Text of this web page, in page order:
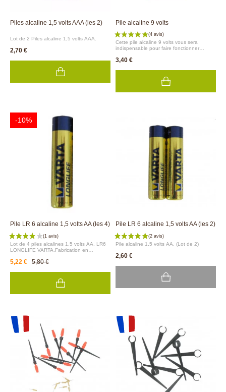
Piles alcaline 1,5 volts AAA (les 2)
Lot de 2 Piles alcaline 1,5 volts AAA.
2,70 €
Pile alcaline 9 volts
Cette pile alcaline 9 volts vous sera
indispensable pour faire fonctionner
électrovanne 1 voie (réf. 1428). Ce
d'absence.Facile d'utilisation !
3,40 €
-10%
Pile LR 6 alcaline 1,5 volts AA (les 4)
Lot de 4 piles alcalines 1,5 volts AA, LR6
LONGLIFE VARTA.Fabrication en
5,22 € 5,80 €
Pile LR 6 alcaline 1,5 volts AA (les 2)
Pile alcaline 1,5 volts AA. (Lot de 2)
2,60 €